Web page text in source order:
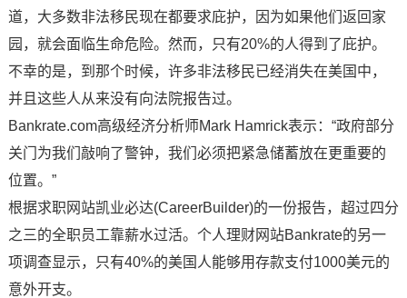
道，大多数非法移民现在都要求庇护，因为如果他们返回家
园，就会面临生命危险。然而，只有20%的人得到了庇护。
不幸的是，到那个时候，许多非法移民已经消失在美国中，
并且这些人从来没有向法院报告过。
Bankrate.com高级经济分析师Mark Hamrick表示：“政府部分
关门为我们敲响了警钟，我们必须把紧急储蓄放在更重要的
位置。”
根据求职网站凯业必达(CareerBuilder)的一份报告，超过四分
之三的全职员工靠薪水过活。个人理财网站Bankrate的另一
项调查显示，只有40%的美国人能够用存款支付1000美元的
意外开支。